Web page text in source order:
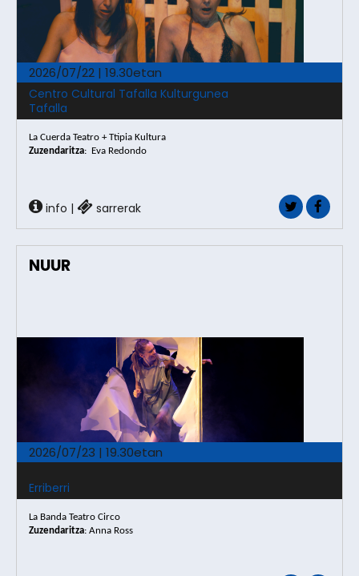
2026/07/22 | 19.30etan
Centro Cultural Tafalla Kulturgunea
Tafalla
La Cuerda Teatro + Ttipia Kultura
Zuzendaritza: Eva Redondo
info | sarrerak
NUUR
2026/07/23 | 19.30etan
Erriberri
La Banda Teatro Circo
Zuzendaritza: Anna Ross